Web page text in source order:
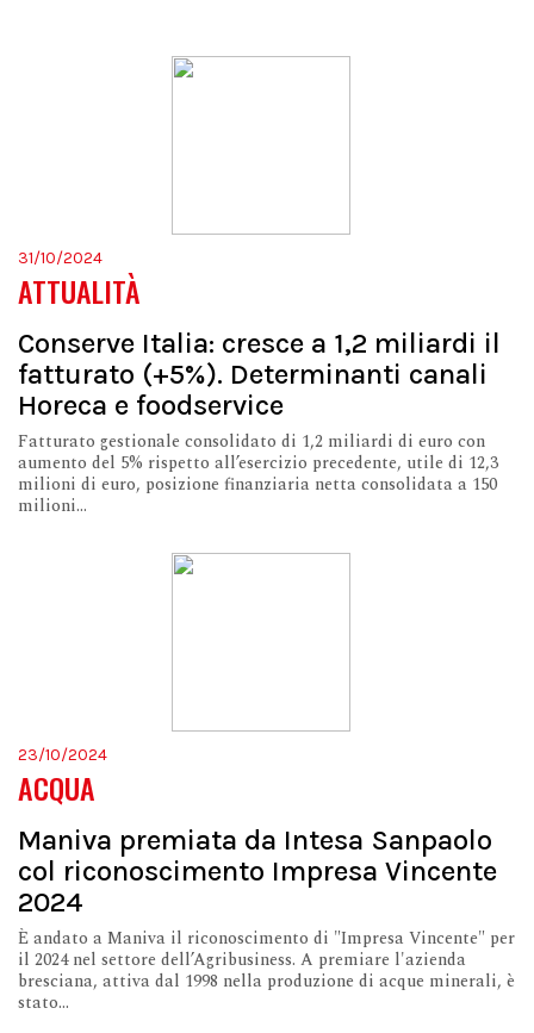
31/10/2024
ATTUALITÀ
Conserve Italia: cresce a 1,2 miliardi il
fatturato (+5%). Determinanti canali
Horeca e foodservice
Fatturato gestionale consolidato di 1,2 miliardi di euro con
aumento del 5% rispetto all’esercizio precedente, utile di 12,3
milioni di euro, posizione finanziaria netta consolidata a 150
milioni...
23/10/2024
ACQUA
Maniva premiata da Intesa Sanpaolo
col riconoscimento Impresa Vincente
2024
È andato a Maniva il riconoscimento di "Impresa Vincente" per
il 2024 nel settore dell’Agribusiness. A premiare l'azienda
bresciana, attiva dal 1998 nella produzione di acque minerali, è
stato...